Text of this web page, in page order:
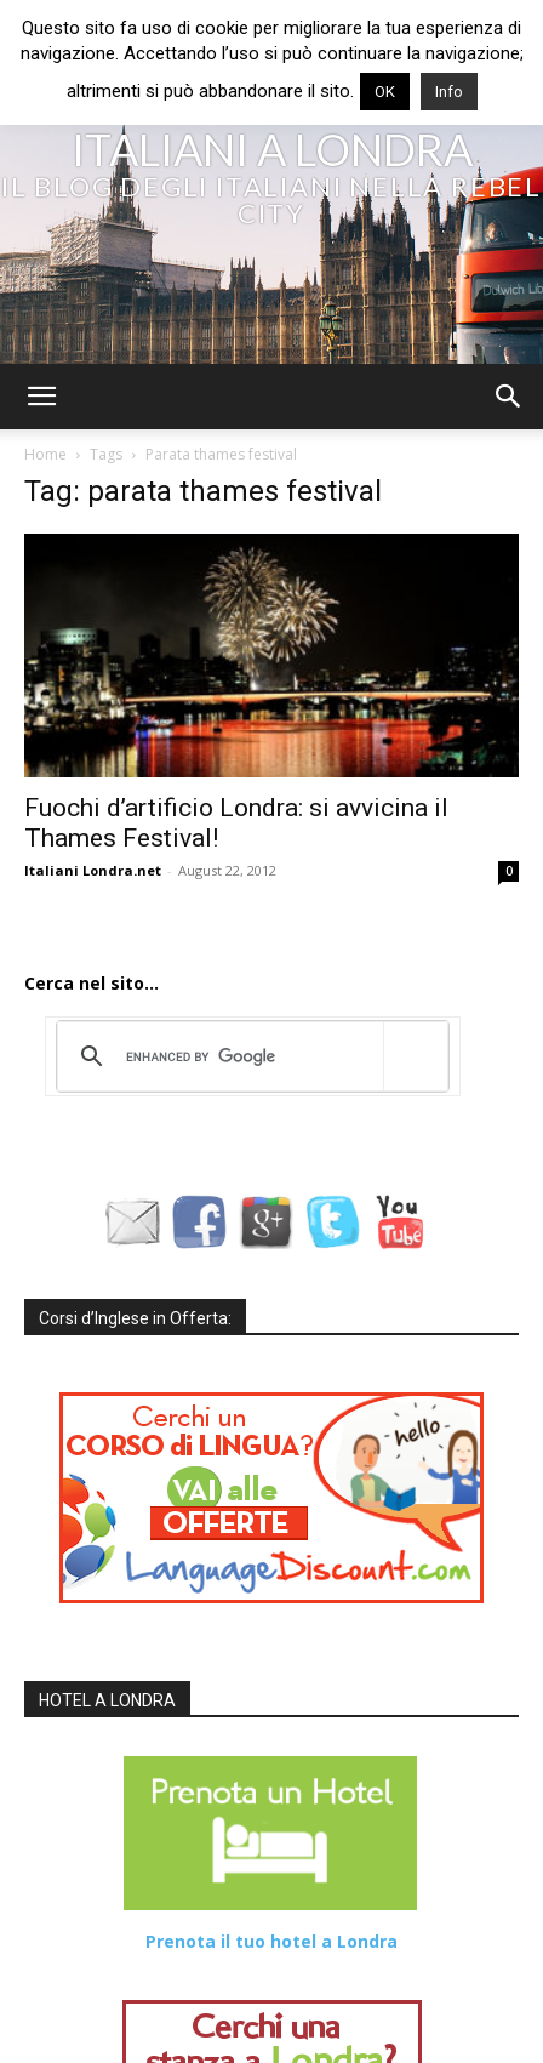
ITALIANI A LONDRA
IL BLOG DEGLI ITALIANI NELLA REBEL
CITY
Home Tags Parata thames festival
Tag: parata thames festival
Fuochi d’artificio Londra: si avvicina il
Thames Festival!
Italiani Londra.net - August 22, 2012 0
Cerca nel sito...
Corsi d’Inglese in Offerta:
HOTEL A LONDRA
Prenota il tuo hotel a Londra
Questo sito fa uso di cookie per migliorare la tua esperienza di
navigazione. Accettando l’uso si può continuare la navigazione;
altrimenti si può abbandonare il sito.
OK Info